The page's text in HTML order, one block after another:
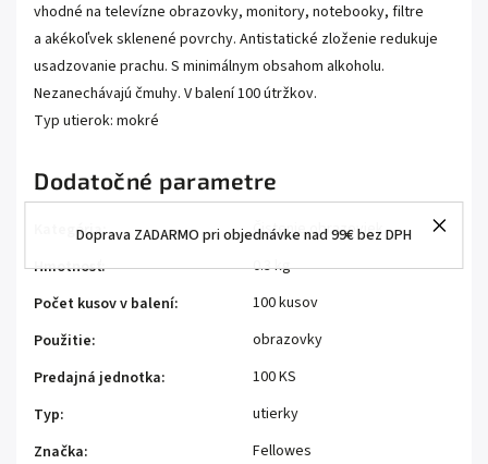
Doprava ZADARMO pri objednávke nad 99€ bez DPH
vhodné na televízne obrazovky, monitory, notebooky, filtre
a akékoľvek sklenené povrchy. Antistatické zloženie redukuje
usadzovanie prachu. S minimálnym obsahom alkoholu.
Nezanechávajú čmuhy. V balení 100 útržkov.
Typ utierok: mokré
Dodatočné parametre
Kategória:
Čistenie obrazoviek
Hmotnosť:
0.3 kg
Počet kusov v balení:
100 kusov
Použitie:
obrazovky
Predajná jednotka:
100 KS
Typ:
utierky
Značka: Fellowes